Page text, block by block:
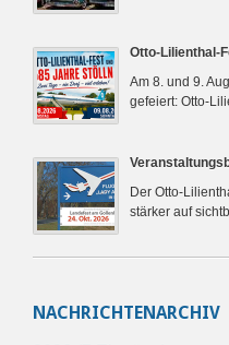
Otto-Lilienthal-
Am 8. und 9.
gefeiert: Otto-
Der Otto-
stärker auf
NACHRICHTENARCHIV